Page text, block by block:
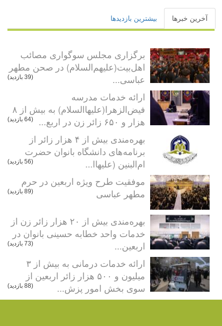
آخرین خبرها بیشترین بازدیدها
برگزاری مجلس سوگواری مصائب
اهل‌بیت(علیهم‌السلام) در صحن مطهر
عباسی...
(39 بازدید)
ارائه خدمات مدرسه
فیض‌الزهرا(علیهاالسلام) به بیش از ۸
هزار و ۶۵۰ زائر زن در اربع...
(64 بازدید)
بهره‌مندی بیش از ۴ هزار زائر از
برنامه‌های دانشگاه بانوان حضرت
ام‌البنین (علیهاا...
(56 بازدید)
موفقیت طرح ویژه اربعین در حرم
مطهر عباسی
(89 بازدید)
بهره‌مندی بیش از ۲۰ هزار زائر زن از
خدمات واحد خطابه حسینی بانوان در
اربعین...
(73 بازدید)
ارائه خدمات درمانی به بیش از ۳
میلیون و ۵۰۰ هزار زائر اربعین از
سوی بخش امور پزش...
(88 بازدید)